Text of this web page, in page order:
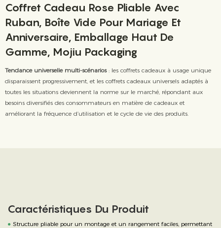
Coffret Cadeau Rose Pliable Avec
Ruban, Boîte Vide Pour Mariage Et
Anniversaire, Emballage Haut De
Gamme, Mojiu Packaging
Tendance universelle multi-scénarios: les coffrets cadeaux à usage unique
disparaissent progressivement, et les coffrets cadeaux universels adaptés à
toutes les situations deviennent la norme sur le marché, répondant aux
besoins diversifiés des consommateurs en matière de cadeaux et
améliorant la fréquence d’utilisation et le cycle de vie des produits.
Caractéristiques Du Produit
● Structure pliable pour un montage et un rangement faciles, permettant